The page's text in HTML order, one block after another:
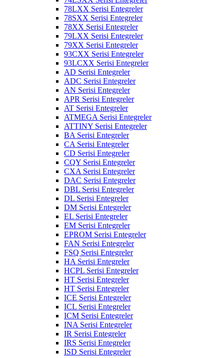
78LXX Serisi Entegreler
78SXX Serisi Entegreler
78XX Serisi Entegreler
79LXX Serisi Entegreler
79XX Serisi Entegreler
93CXX Serisi Entegreler
93LCXX Serisi Entegreler
AD Serisi Entegreler
ADC Serisi Entegreler
AN Serisi Entegreler
APR Serisi Entegreler
AT Serisi Entegreler
ATMEGA Serisi Entegreler
ATTINY Serisi Entegreler
BA Serisi Entegreler
CA Serisi Entegreler
CD Serisi Entegreler
CQY Serisi Entegreler
CXA Serisi Entegreler
DAC Serisi Entegreler
DBL Serisi Entegreler
DL Serisi Entegreler
DM Serisi Entegreler
EL Serisi Entegreler
EM Serisi Entegreler
EPROM Serisi Entegreler
FAN Serisi Entegreler
FSQ Serisi Entegreler
HA Serisi Entegreler
HCPL Serisi Entegreler
HT Serisi Entegreler
HT Serisi Entegreler
ICE Serisi Entegreler
ICL Serisi Entegreler
ICM Serisi Entegreler
INA Serisi Entegreler
IR Serisi Entegreler
IRS Serisi Entegreler
ISD Serisi Entegreler